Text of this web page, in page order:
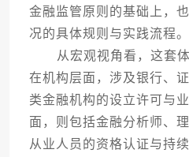
金融监管原则的基础上，
况的具体规则与实践流程。
从宏观视角看，这套体
在机构层面，涉及银行、
类金融机构的设立许可与
面，则包括金融分析师、
从业人员的资格认证与持